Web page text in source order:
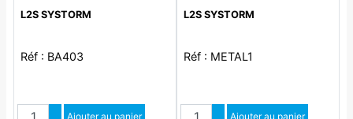
L2S SYSTORM
Réf : BA403
QuantitéAjouter au panier
L2S SYSTORM
Réf : METAL1
QuantitéAjouter au panier